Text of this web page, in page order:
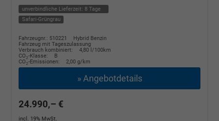
unverbindliche Lieferzeit: 8 Tage
Safari-Grüngrau
Fahrzeugnr.: 510221
Hybrid Benzin
Fahrzeug mit Tageszulassung
Verbrauch kombiniert:
4,80 l/100km
CO2-Klasse:
B
CO2-Emissionen: 2,00 g/km
» Angebotdetails
24.990,– €
incl. 19% MwSt.